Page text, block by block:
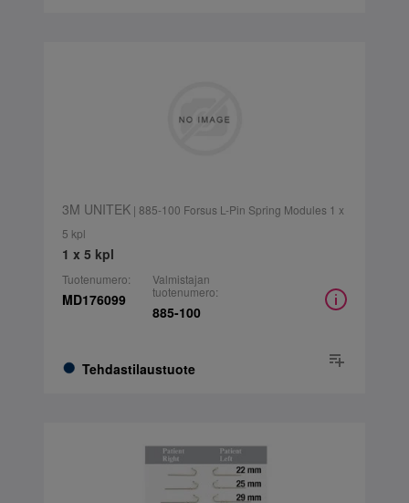
3M UNITEK| 885-100 Forsus L-Pin Spring Modules 1 x
5 kpl
1 x 5 kpl
Tuotenumero:
MD176099
Tehdastilaustuote
Valmistajan
tuotenumero:
885-100